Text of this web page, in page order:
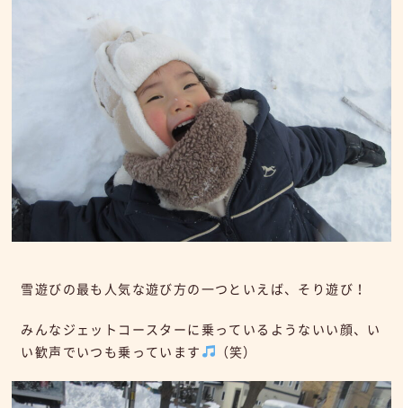
雪遊びの最も人気な遊び方の一つといえば、そり遊び！
みんなジェットコースターに乗っているようないい顔、い
い歓声でいつも乗っています
（笑）